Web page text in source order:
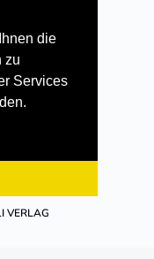
die
zu
Services
VERLAG